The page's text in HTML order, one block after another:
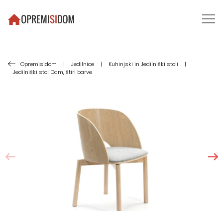
Opremisidom | Jedilnice | Kuhinjski in Jedilniški stoli
|
Jedilniški stol Dam, štiri barve